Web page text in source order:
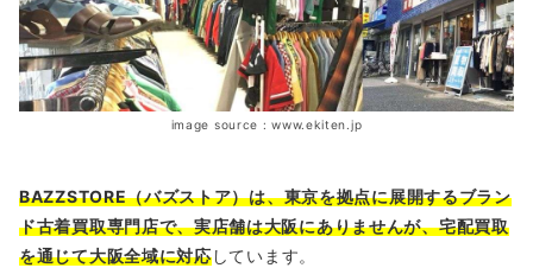
image source : www.ekiten.jp
BAZZSTORE（バズストア）は、東京を拠点に展開するブラン
ド古着買取専門店で、実店舗は大阪にありませんが、宅配買取
を通じて大阪全域に対応しています。